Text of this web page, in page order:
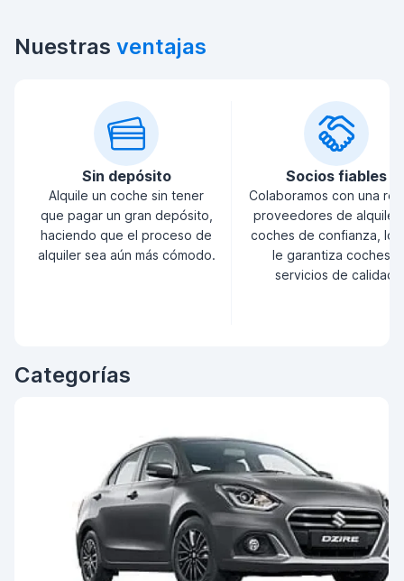
Nuestras ventajas
Sin depósito
Alquile un coche sin tener
que pagar un gran depósito,
haciendo que el proceso de
alquiler sea aún más cómodo.
Socios fiables
Colaboramos con una
proveedores de alquiler
coches de confianza, lo
le garantiza coches y
servicios de calidad.
Categorías